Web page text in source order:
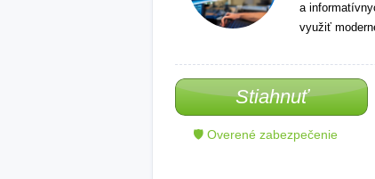
a
využiť
Stiahnuť
🛡 Overené zabezpečenie